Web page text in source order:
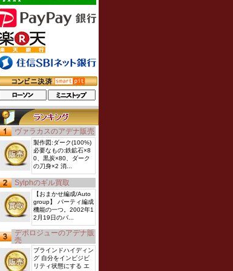
ヴァラカスのアデナ販売
製作図:ダーク(100%)
必要なもの:鉄鉱石×8
0、黒炭×80、ダーク
の刀身×2 消...
Sylphのギル買取
【おまかせ編成/Auto
group】 パーティ編成
機能の一つ。2002年1
2月19日のバ...
デポロジューのアデナ販
売
ブラインドハイディン
グ 自分をインビジビ
リティ状態にする エ